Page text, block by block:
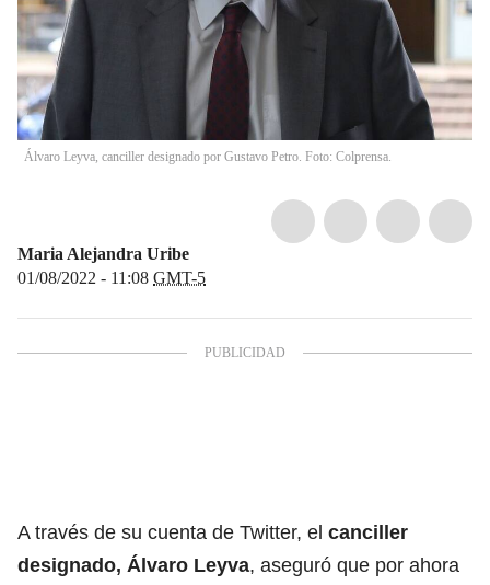
Álvaro Leyva, canciller designado por Gustavo Petro. Foto: Colprensa.
Maria Alejandra Uribe
01/08/2022 - 11:08 GMT-5
A través de su cuenta de Twitter, el canciller
designado, Álvaro Leyva, aseguró que por ahora